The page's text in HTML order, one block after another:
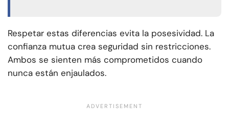
Respetar estas diferencias evita la posesividad. La
confianza mutua crea seguridad sin restricciones.
Ambos se sienten más comprometidos cuando
nunca están enjaulados.